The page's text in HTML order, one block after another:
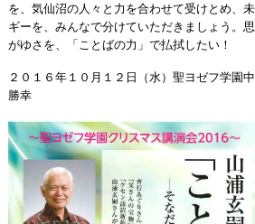
を、気仙沼の人々と力を合わせて受けとめ、
ギーを、みんなで分けていただきましょう。
がゆさを、「ことばの力」で払拭したい！
２０１６年１０月１２日（水）聖ヨゼフ学
勝幸